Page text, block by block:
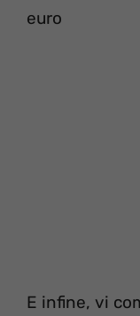
euro
E infine, vi